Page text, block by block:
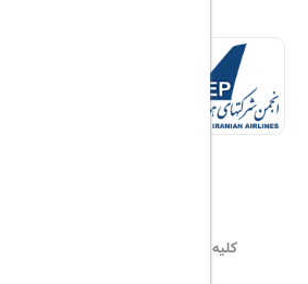
کلیه حقوق این سایت محفوظ و متعلق به